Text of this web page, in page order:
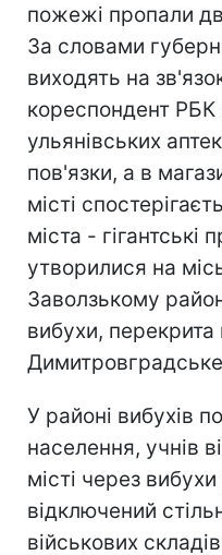
пожежі пропали
За словами
виходять на
кореспондент РБК
ульянівських
пов'язки, а в
місті
міста -
утворилися на
Заволзькому
вибухи, перекрита
У районі вибухів
населення, учнів
місті через
відключений
військових